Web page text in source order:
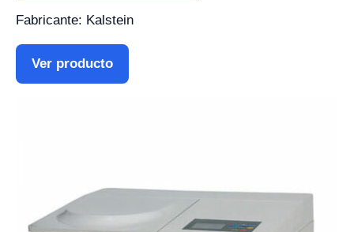
Fabricante: Kalstein
Ver producto